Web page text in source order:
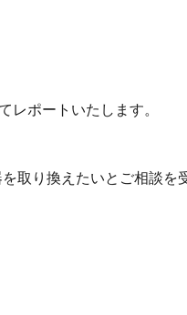
レポートいたします。
取り換えたいとご相談を